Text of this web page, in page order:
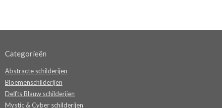
Categorieën
Abstracte schilderijen
Bloemenschilderijen
Delfts Blauw schilderijen
Mystic & Cyber schilderijen